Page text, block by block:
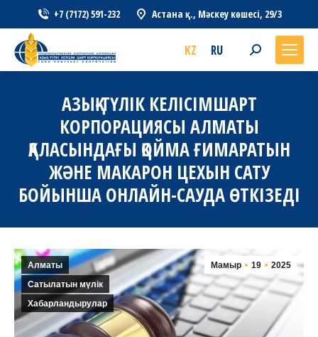
+7 (7172) 591-232 Астана қ., Мәскеу көшесі, 29/3
KZ RU Search:
АЗЫҚ-ТҮЛІК КЕЛІСІМШАРТ
КОРПОРАЦИЯСЫ АЛМАТЫ
ҚАЛАСЫНДАҒЫ ҚОЙМА ҒИМАРАТЫН
ЖӘНЕ МАКАРОН ЦЕХЫН САТУ
БОЙЫНША ОНЛАЙН-САУДА ӨТКІЗЕДІ
Мамыр 19 2025
Алматы
Сатылатын мүлік
Хабарландырулар